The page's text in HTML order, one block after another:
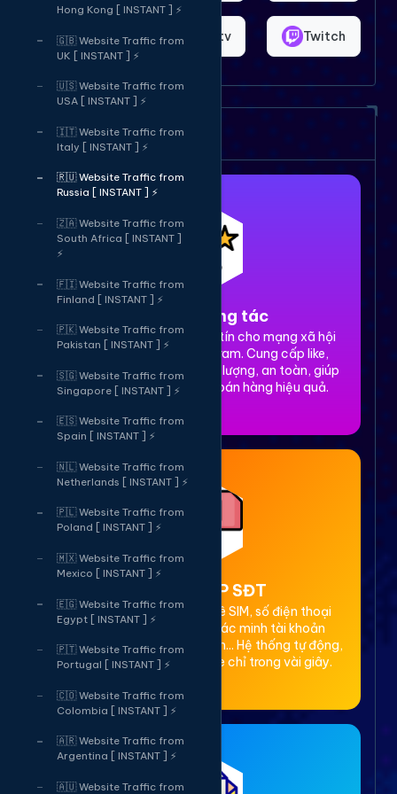
Hong Kong [ INSTANT ] ⚡
🇬🇧 Website Traffic from
UK [ INSTANT ] ⚡
🇺🇸 Website Traffic from
USA [ INSTANT ] ⚡
🇮🇹 Website Traffic from
Italy [ INSTANT ] ⚡
🇷🇺 Website Traffic from
Russia [ INSTANT ] ⚡
🇿🇦 Website Traffic from
South Africa [ INSTANT ]
⚡
🇫🇮 Website Traffic from
Finland [ INSTANT ] ⚡
🇵🇰 Website Traffic from
Pakistan [ INSTANT ] ⚡
🇸🇬 Website Traffic from
Singapore [ INSTANT ] ⚡
🇪🇸 Website Traffic from
Spain [ INSTANT ] ⚡
🇳🇱 Website Traffic from
Netherlands [ INSTANT ] ⚡
🇵🇱 Website Traffic from
Poland [ INSTANT ] ⚡
🇲🇽 Website Traffic from
Mexico [ INSTANT ] ⚡
🇪🇬 Website Traffic from
Egypt [ INSTANT ] ⚡
🇵🇹 Website Traffic from
Portugal [ INSTANT ] ⚡
🇨🇴 Website Traffic from
Colombia [ INSTANT ] ⚡
🇦🇷 Website Traffic from
Argentina [ INSTANT ] ⚡
🇦🇺 Website Traffic from
Shopee Bigo.tv Twitch
Dịch vụ của chúng tôi
1. Tăng tương tác
Dịch vụ tăng tương tác uy tín cho mạng xã hội
Facebook, TikTok, Instagram. Cung cấp like,
share, comment, view chất lượng, an toàn, giúp
xây dựng thương hiệu và bán hàng hiệu quả.
2. Thuê OTP SĐT
Cung cấp dịch vụ cho thuê SIM, số điện thoại
(SĐT) để nhận mã OTP xác minh tài khoản
Facebook, Google, Telegram... Hệ thống tự động,
bảo mật, giá rẻ, nhận code chỉ trong vài giây.